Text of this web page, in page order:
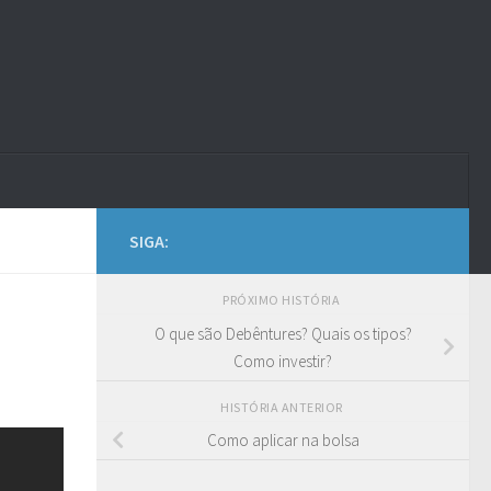
SIGA:
PRÓXIMO HISTÓRIA
O que são Debêntures? Quais os tipos?
Como investir?
HISTÓRIA ANTERIOR
Como aplicar na bolsa